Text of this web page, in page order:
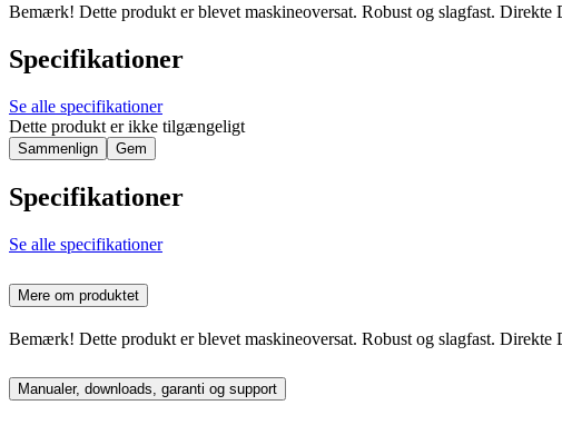
Bemærk! Dette produkt er blevet maskineoversat. Robust og slagfast.
Specifikationer
Se alle specifikationer
Dette produkt er ikke tilgængeligt
Sammenlign Gem
Specifikationer
Se alle specifikationer
Mere om produktet
Bemærk! Dette produkt er blevet maskineoversat. Robust og slagfast.
Manualer, downloads, garanti og support